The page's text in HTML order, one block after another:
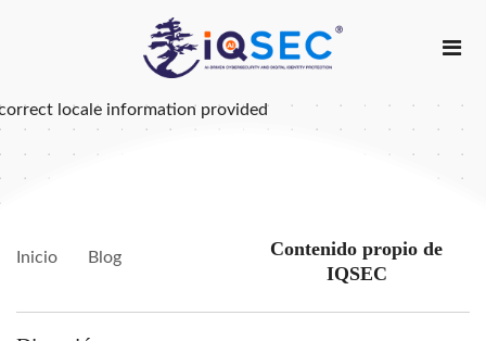
locale information provided
Inicio Blog
Contenido propio de
IQSEC